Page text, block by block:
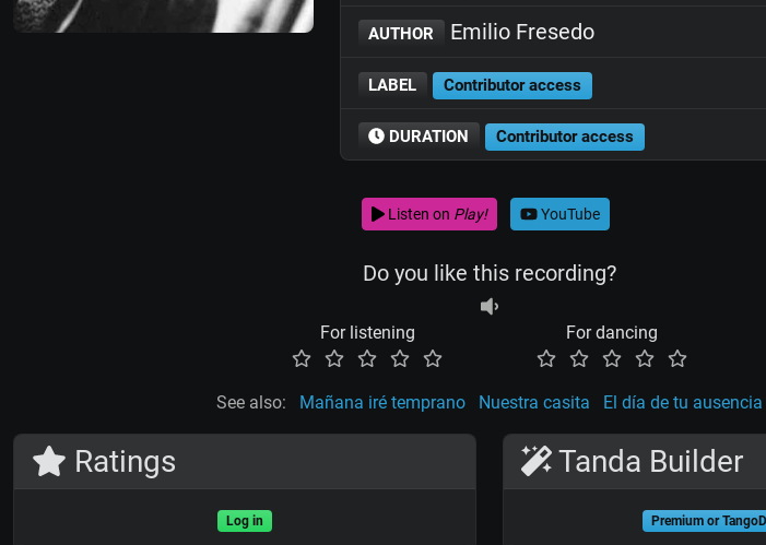
AUTHOR Emilio Fresedo
LABEL Contributor access
DURATION Contributor access
Listen on Play! YouTube
Do you like this recording?
For listening For dancing
See also: Mañana iré temprano Nuestra casita El día de tu ausencia
Ratings
Log in
Tanda Builder
Premium or